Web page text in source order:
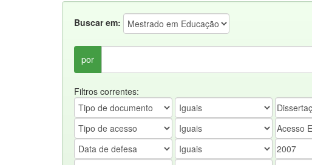
Buscar em:
por
Filtros correntes: